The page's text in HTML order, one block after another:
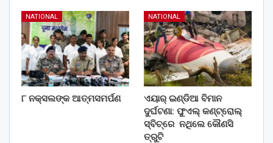
NATIONAL
୮ ନକ୍ସଲଙ୍କ ଆତ୍ମସମର୍ପଣ
NATIONAL
ଏୟାର୍ ଇଣ୍ଡିଆ ବିମାନ
ଦୁର୍ଘଟଣା: ଫୁଏଲ୍‌ କଣ୍ଟ୍ରୋଲ୍‌
ସ୍ବିଚ୍‌ରେ ନଥିଲେ କୌଣସି
ତ୍ରୁଟି